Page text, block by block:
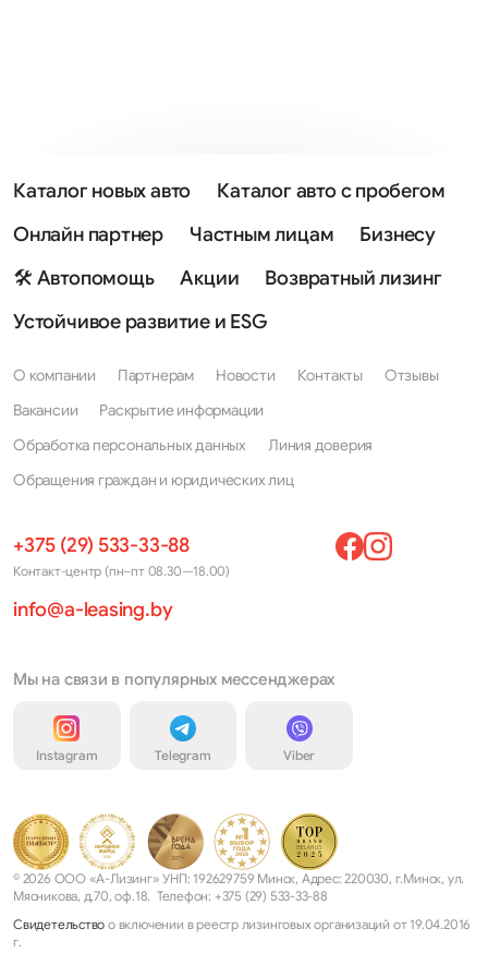
Каталог новых авто
Каталог авто с пробегом
Онлайн партнер
Частным лицам
Бизнесу
🛠 Автопомощь
Акции
Возвратный лизинг
Устойчивое развитие и ESG
О компании Партнерам Новости Контакты
Отзывы
Вакансии
Раскрытие информации
Обработка персональных данных
Линия доверия
Обращения граждан и юридических лиц
+375 (29) 533-33-88
Контакт-центр (пн–пт 08.30—18.00)
info@a-leasing.by
Мы на связи в популярных мессенджерах
Instagram Telegram Viber
© 2026 ООО «А-Лизинг» УНП: 192629759 Минск, Адрес: 220030, г.Минск, ул.
Мясникова, д.70, оф.18. Телефон: +375 (29) 533-33-88
Свидетельство о включении в реестр лизинговых организаций от 19.04.2016
г.